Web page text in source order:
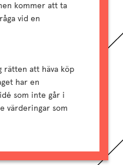
kommer att ta
vid en
rätten att häva köp
har en
som inte går i
värderingar som